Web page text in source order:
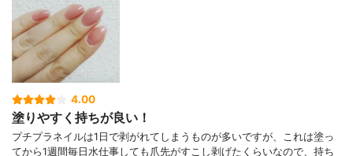
4.00
塗りやすく持ちが良い！
プチプラネイルは1日で剥がれてしまうものが多いですが、これは塗っ
てから1週間毎日水仕事しても爪先がすこし剥げたくらいなので、持ち